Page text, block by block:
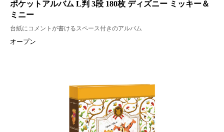
ポケットアルバム L判 3段 180枚 ディズニー ミッキー＆
ミニー
台紙にコメントが書けるスペース付きのアルバム
オープン